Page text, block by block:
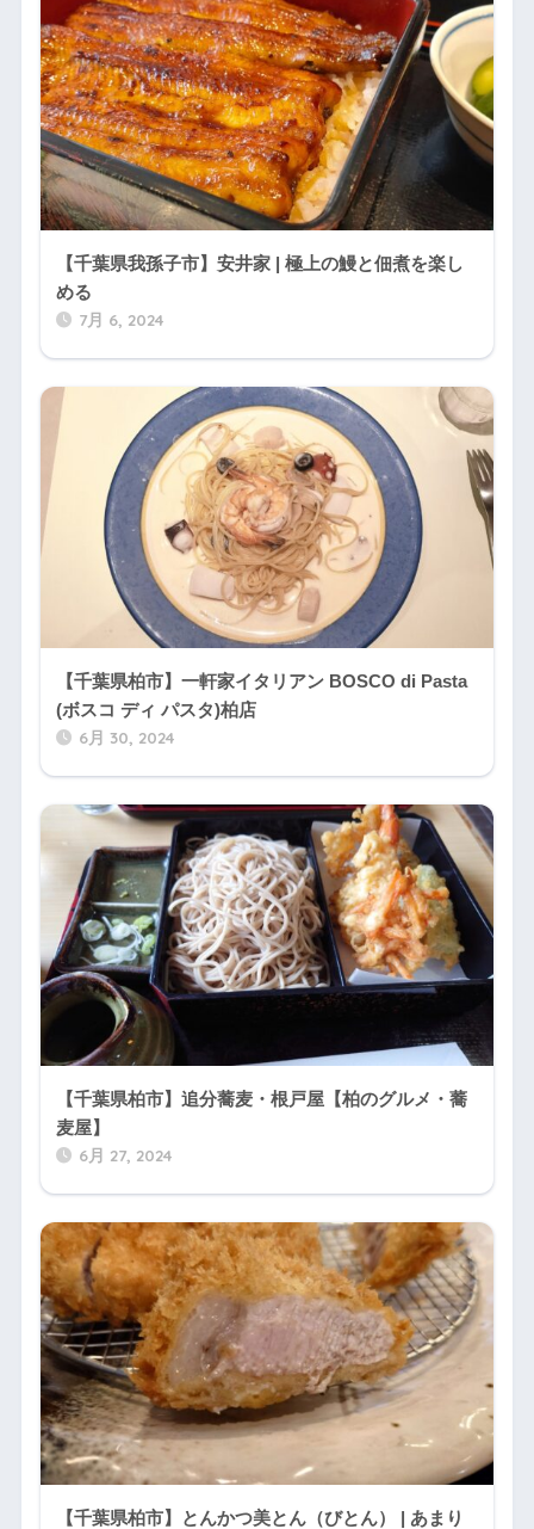
【千葉県我孫子市】安井家 | 極上の鰻と佃煮を楽し
める
7月 6, 2024
【千葉県柏市】一軒家イタリアン BOSCO di Pasta
(ボスコ ディ パスタ)柏店
6月 30, 2024
【千葉県柏市】追分蕎麦・根戸屋【柏のグルメ・蕎
麦屋】
6月 27, 2024
【千葉県柏市】とんかつ美とん（びとん） | あまり